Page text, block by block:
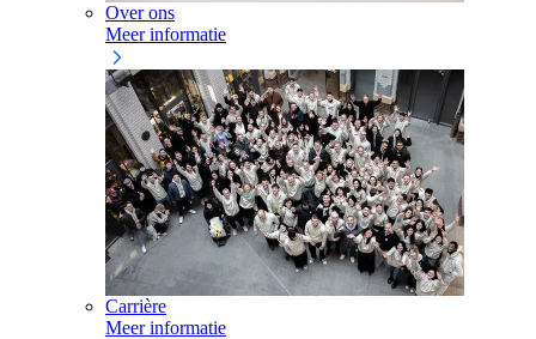
Over ons
Meer informatie
Carrière
Meer informatie